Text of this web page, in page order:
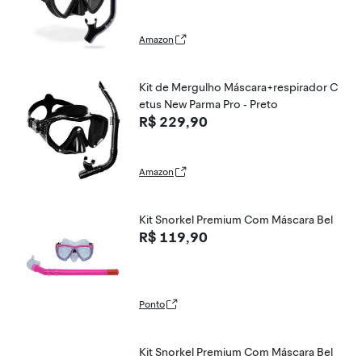
Amazon
Kit de Mergulho Máscara+respirador C
etus New Parma Pro - Preto
R$ 229,90
Amazon
Kit Snorkel Premium Com Máscara Bel
R$ 119,90
Ponto
Kit Snorkel Premium Com Máscara Bel